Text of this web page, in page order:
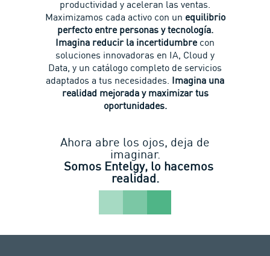
productividad y aceleran las ventas.
Maximizamos cada activo con un equilibrio
perfecto entre personas y tecnología.
Imagina reducir la incertidumbrecon
soluciones innovadoras en IA, Cloud y
Data, y un catálogo completo de servicios
adaptados a tus necesidades. Imagina una
realidad mejorada y maximizar tus
oportunidades.
Ahora abre los ojos, deja de
imaginar.
Somos Entelgy, lo hacemos
realidad.